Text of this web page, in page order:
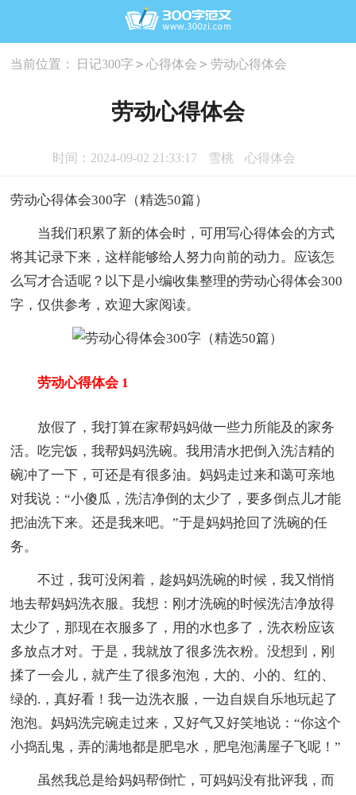
当前位置： 日记300字 > 心得体会 > 劳动心得体会
劳动心得体会
时间：2024-09-02 21:33:17 雪桃 心得体会
劳动心得体会300字（精选50篇）
当我们积累了新的体会时，可用写心得体会的方式
将其记录下来，这样能够给人努力向前的动力。应该怎
么写才合适呢？以下是小编收集整理的劳动心得体会300
字，仅供参考，欢迎大家阅读。
劳动心得体会 1
放假了，我打算在家帮妈妈做一些力所能及的家务
活。吃完饭，我帮妈妈洗碗。我用清水把倒入洗洁精的
碗冲了一下，可还是有很多油。妈妈走过来和蔼可亲地
对我说：“小傻瓜，洗洁净倒的太少了，要多倒点儿才能
把油洗下来。还是我来吧。”于是妈妈抢回了洗碗的任
务。
不过，我可没闲着，趁妈妈洗碗的时候，我又悄悄
地去帮妈妈洗衣服。我想：刚才洗碗的时候洗洁净放得
太少了，那现在衣服多了，用的水也多了，洗衣粉应该
多放点才对。于是，我就放了很多洗衣粉。没想到，刚
揉了一会儿，就产生了很多泡泡，大的、小的、红的、
绿的.，真好看！我一边洗衣服，一边自娱自乐地玩起了
泡泡。妈妈洗完碗走过来，又好气又好笑地说：“你这个
小捣乱鬼，弄的满地都是肥皂水，肥皂泡满屋子飞呢！”
虽然我总是给妈妈帮倒忙，可妈妈没有批评我，而